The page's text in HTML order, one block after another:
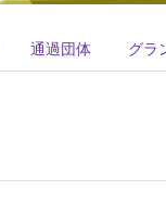
通過団体 グラ